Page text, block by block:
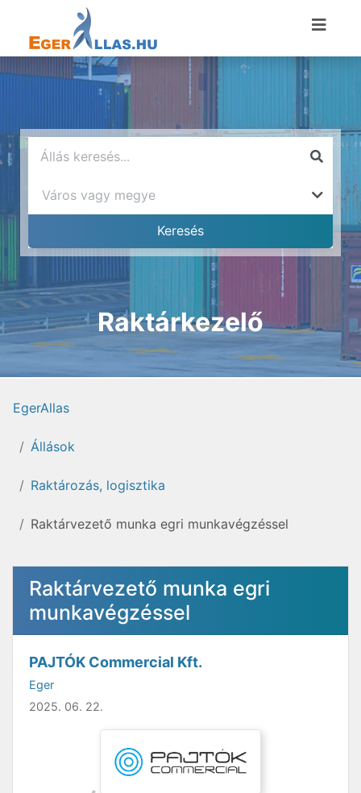
Raktárkezelő
EgerAllas
Állások
Raktározás, logisztika
Raktárvezető munka egri munkavégzéssel
Raktárvezető munka egri
munkavégzéssel
PAJTÓK Commercial Kft.
Eger
2025. 06. 22.